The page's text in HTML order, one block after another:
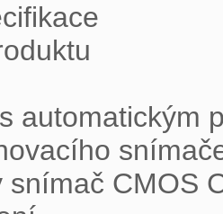
automatickým
snímač CMOS